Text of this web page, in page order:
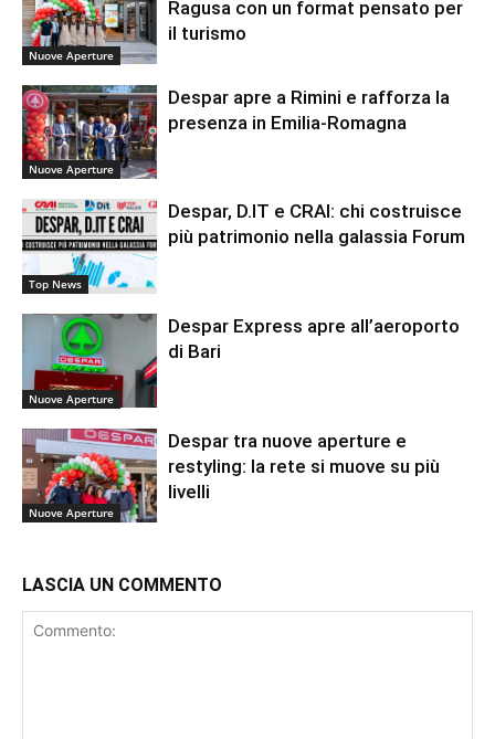
Nuove Aperture
Ragusa con un format pensato per
il turismo
Nuove Aperture
Despar apre a Rimini e rafforza la
presenza in Emilia-Romagna
Top News
Despar, D.IT e CRAI: chi costruisce
più patrimonio nella galassia Forum
Nuove Aperture
Despar Express apre all’aeroporto
di Bari
Nuove Aperture
Despar tra nuove aperture e
restyling: la rete si muove su più
livelli
LASCIA UN COMMENTO